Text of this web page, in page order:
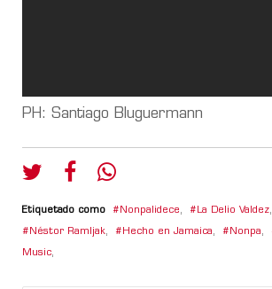
PH: Santiago Bluguermann
Etiquetado como Nonpalidece, La Delio Valdez,
Néstor Ramljak, Hecho en Jamaica, Nonpa,
Music,